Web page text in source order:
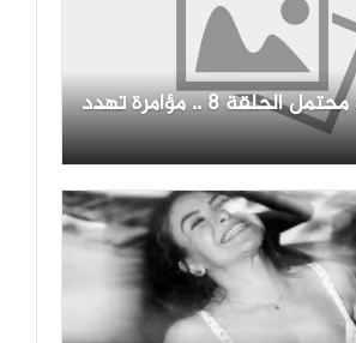
مسلسل حب محتمل الحلقة 8 .. مؤامرة تهدد